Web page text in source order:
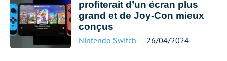
profiterait d’un écran plus
grand et de Joy-Con mieux
conçus
Nintendo Switch 26/04/2024